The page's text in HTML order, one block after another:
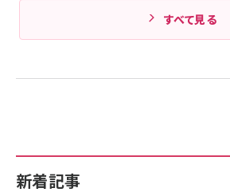
新着記事
すべて見る